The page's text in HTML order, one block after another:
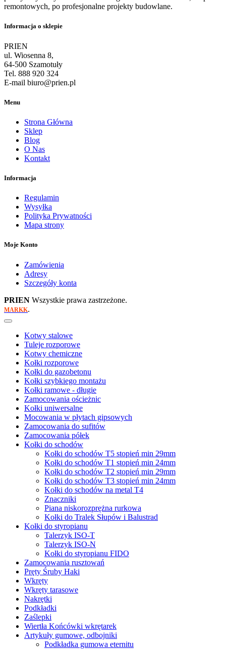
remontowych, po profesjonalne projekty budowlane.
Informacja o sklepie
PRIEN
ul. Wiosenna 8,
64-500 Szamotuły
Tel. 888 920 324
E-mail biuro@prien.pl
Menu
Strona Główna
Sklep
Blog
O Nas
Kontakt
Informacja
Regulamin
Wysyłka
Polityka Prywatności
Mapa strony
Moje Konto
Zamówienia
Adresy
Szczegóły konta
PRIEN Wszystkie prawa zastrzeżone.
MARKK.
Kotwy stalowe
Tuleje rozporowe
Kotwy chemiczne
Kołki rozporowe
Kołki do gazobetonu
Kołki szybkiego montażu
Kołki ramowe - długie
Zamocowania ościeżnic
Kołki uniwersalne
Mocowania w płytach gipsowych
Zamocowania do sufitów
Zamocowania półek
Kołki do schodów
Kołki do schodów T5 stopień min 29mm
Kołki do schodów T1 stopień min 24mm
Kołki do schodów T2 stopień min 29mm
Kołki do schodów T3 stopień min 24mm
Kołki do schodów na metal T4
Znaczniki
Piana niskorozprężna rurkowa
Kołki do Tralek Słupów i Balustrad
Kołki do styropianu
Talerzyk ISO-T
Talerzyk ISO-N
Kołki do styropianu FIDO
Zamocowania rusztowań
Pręty Śruby Haki
Wkręty
Wkręty tarasowe
Nakrętki
Podkładki
Zaślepki
Wiertła Końcówki wkrętarek
Artykuły gumowe, odbojniki
Podkładka gumowa eternitu